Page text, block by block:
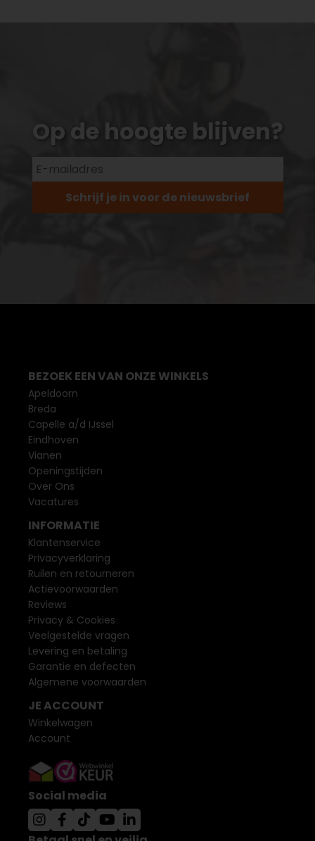
Op de hoogte blijven?
Schrijf je in voor de nieuwsbrief
BEZOEK EEN VAN ONZE WINKELS
Apeldoorn
Breda
Capelle a/d IJssel
Eindhoven
Vianen
Openingstijden
Over Ons
Vacatures
INFORMATIE
Klantenservice
Privacyverklaring
Ruilen en retourneren
Actievoorwaarden
Reviews
Privacy & Cookies
Veelgestelde vragen
Levering en betaling
Garantie en defecten
Algemene voorwaarden
JE ACCOUNT
Winkelwagen
Account
Social media